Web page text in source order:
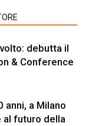
debutta il
& Conference
a Milano
al futuro della